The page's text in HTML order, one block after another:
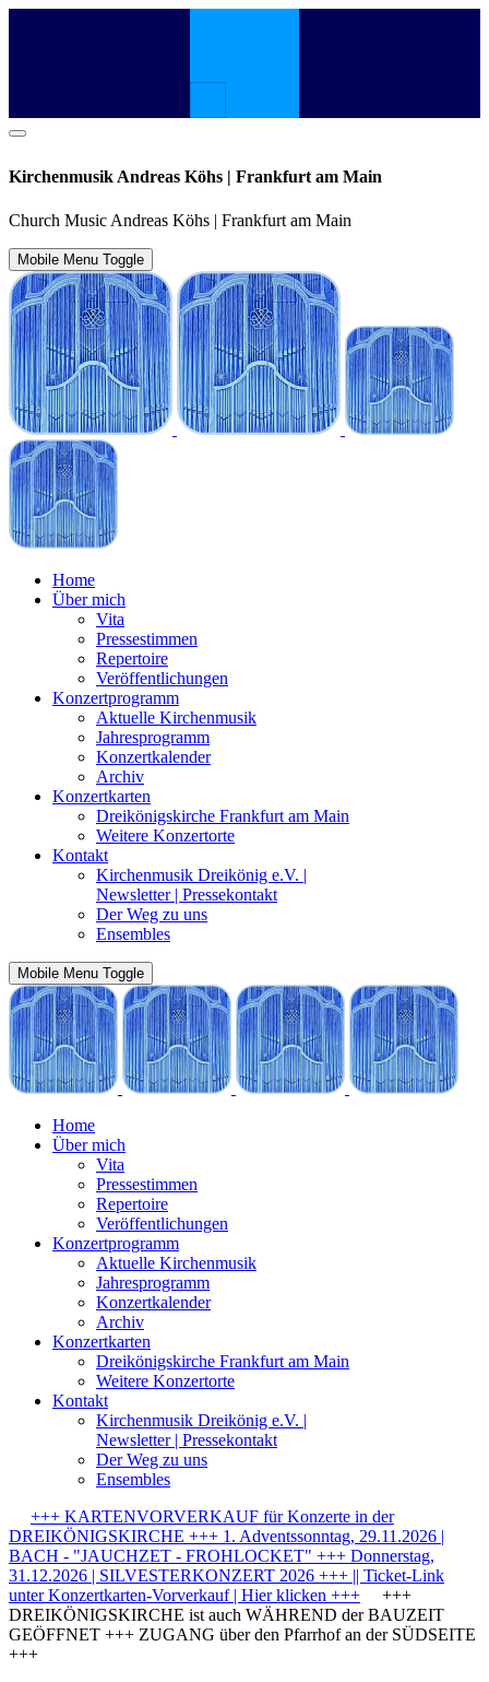
Kirchenmusik Andreas Köhs | Frankfurt am Main
Church Music Andreas Köhs | Frankfurt am Main
Mobile Menu Toggle
Home
Über mich
Vita
Pressestimmen
Repertoire
Veröffentlichungen
Konzertprogramm
Aktuelle Kirchenmusik
Jahresprogramm
Konzertkalender
Archiv
Konzertkarten
Dreikönigskirche Frankfurt am Main
Weitere Konzertorte
Kontakt
Kirchenmusik Dreikönig e.V. |
Newsletter | Pressekontakt
Der Weg zu uns
Ensembles
Mobile Menu Toggle
Home
Über mich
Vita
Pressestimmen
Repertoire
Veröffentlichungen
Konzertprogramm
Aktuelle Kirchenmusik
Jahresprogramm
Konzertkalender
Archiv
Konzertkarten
Dreikönigskirche Frankfurt am Main
Weitere Konzertorte
Kontakt
Kirchenmusik Dreikönig e.V. |
Newsletter | Pressekontakt
Der Weg zu uns
Ensembles
+++ KARTENVORVERKAUF für Konzerte in der
DREIKÖNIGSKIRCHE +++ 1. Adventssonntag, 29.11.2026 |
BACH - "JAUCHZET - FROHLOCKET" +++ Donnerstag,
31.12.2026 | SILVESTERKONZERT 2026 +++ || Ticket-Link
unter Konzertkarten-Vorverkauf | Hier klicken +++ +++
DREIKÖNIGSKIRCHE ist auch WÄHREND der BAUZEIT
GEÖFFNET +++ ZUGANG über den Pfarrhof an der SÜDSEITE
+++